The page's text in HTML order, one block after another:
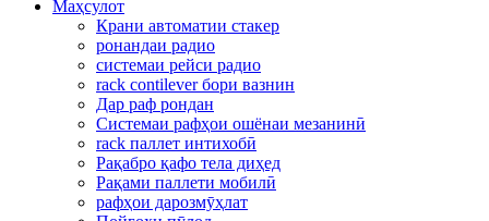
Маҳсулот
Крани автоматии стакер
ронандаи радио
системаи рейси радио
rack contilever бори вазнин
Дар раф рондан
Системаи рафҳои ошёнаи мезанинӣ
rack паллет интихобӣ
Рақабро қафо тела диҳед
Рақами паллети мобилӣ
рафҳои дарозмӯҳлат